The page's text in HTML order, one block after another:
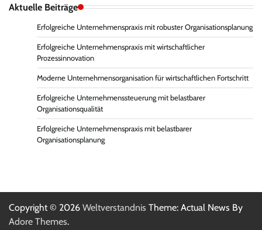
Aktuelle Beiträge
Erfolgreiche Unternehmenspraxis mit robuster Organisationsplanung
Erfolgreiche Unternehmenspraxis mit wirtschaftlicher
Prozessinnovation
Moderne Unternehmensorganisation für wirtschaftlichen Fortschritt
Erfolgreiche Unternehmenssteuerung mit belastbarer
Organisationsqualität
Erfolgreiche Unternehmenspraxis mit belastbarer
Organisationsplanung
Copyright © 2026 Weltverstandnis Theme: Actual News By
Adore Themes.